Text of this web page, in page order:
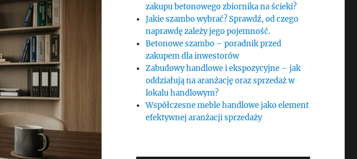
zakupu betonowego zbiornika na ścieki?
Jakie szambo wybrać? Sprawdź, od czego
naprawdę zależy jego pojemność.
Betonowe szambo – poradnik przed
zakupem dla inwestorów
Zabudowy handlowe i ekspozycyjne – jak
oddziałują na aranżację oraz sprzedaż w
lokalu handlowym?
Współczesne meble handlowe jako element
efektywnej aranżacji sprzedaży